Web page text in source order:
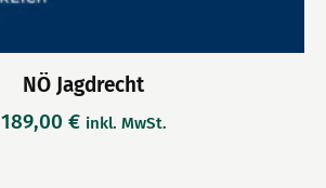
NÖ Jagdrecht
189,00 € inkl. MwSt.